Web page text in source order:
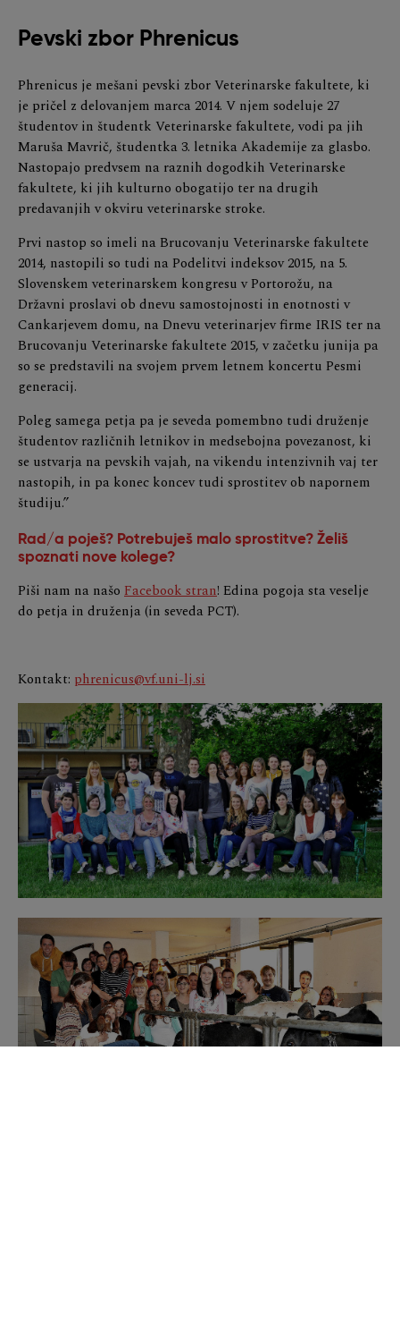
Pevski zbor Phrenicus
Phrenicus je mešani pevski zbor Veterinarske fakultete, ki
je pričel z delovanjem marca 2014. V njem sodeluje 27
študentov in študentk Veterinarske fakultete, vodi pa jih
Maruša Mavrič, študentka 3. letnika Akademije za glasbo.
Nastopajo predvsem na raznih dogodkih Veterinarske
fakultete, ki jih kulturno obogatijo ter na drugih
predavanjih v okviru veterinarske stroke.
Prvi nastop so imeli na Brucovanju Veterinarske fakultete
2014, nastopili so tudi na Podelitvi indeksov 2015, na 5.
Slovenskem veterinarskem kongresu v Portorožu, na
Državni proslavi ob dnevu samostojnosti in enotnosti v
Cankarjevem domu, na Dnevu veterinarjev firme IRIS ter na
Brucovanju Veterinarske fakultete 2015, v začetku junija pa
so se predstavili na svojem prvem letnem koncertu Pesmi
generacij.
Poleg samega petja pa je seveda pomembno tudi druženje
študentov različnih letnikov in medsebojna povezanost, ki
se ustvarja na pevskih vajah, na vikendu intenzivnih vaj ter
nastopih, in pa konec koncev tudi sprostitev ob napornem
študiju.”
Rad/a poješ? Potrebuješ malo sprostitve? Želiš
spoznati nove kolege?
Piši nam na našo Facebook stran! Edina pogoja sta veselje
do petja in druženja (in seveda PCT).
Kontakt: phrenicus@vf.uni-lj.si
navigacija